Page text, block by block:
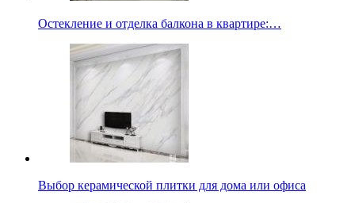
Остекление и отделка балкона в квартире:…
Выбор керамической плитки для дома или офиса